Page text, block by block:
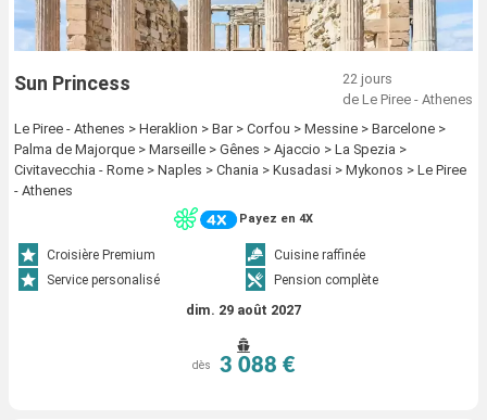
Sun Princess
22 jours
de Le Piree - Athenes
Le Piree - Athenes > Heraklion > Bar > Corfou > Messine > Barcelone >
Palma de Majorque > Marseille > Gênes > Ajaccio > La Spezia >
Civitavecchia - Rome > Naples > Chania > Kusadasi > Mykonos > Le Piree
- Athenes
Payez en 4X
Croisière Premium
Cuisine raffinée
Service personalisé
Pension complète
dim. 29 août 2027
dès 3 088 €